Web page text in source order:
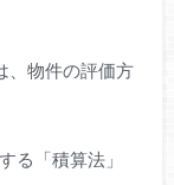
、物件の評価方
る「積算法」